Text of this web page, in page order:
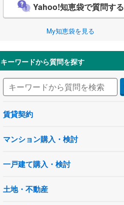
Yahoo!知恵袋で質問する
My知恵袋を見る
キーワードから質問を探す
賃貸契約
マンション購入・検討
一戸建て購入・検討
土地・不動産